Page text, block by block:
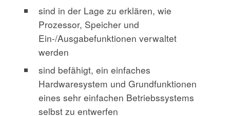
sind in der Lage zu erklären, wie
Prozessor, Speicher und
Ein-/Ausgabefunktionen verwaltet
werden
sind befähigt, ein einfaches
Hardwaresystem und Grundfunktionen
eines sehr einfachen Betriebssystems
selbst zu entwerfen